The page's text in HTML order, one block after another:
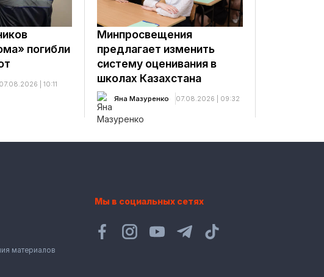
погибли
07.08.2026 | 10:11
Минпросвещения
предлагает изменить
систему оценивания в
школах Казахстана
Яна Мазуренко 07.08.2026 | 09:32
материалов
Мы в социальных сетях